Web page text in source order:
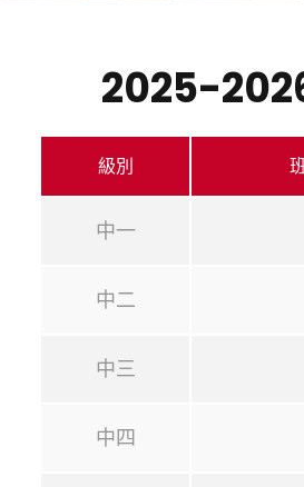
2025-
級別
中一
中二
中三
中四